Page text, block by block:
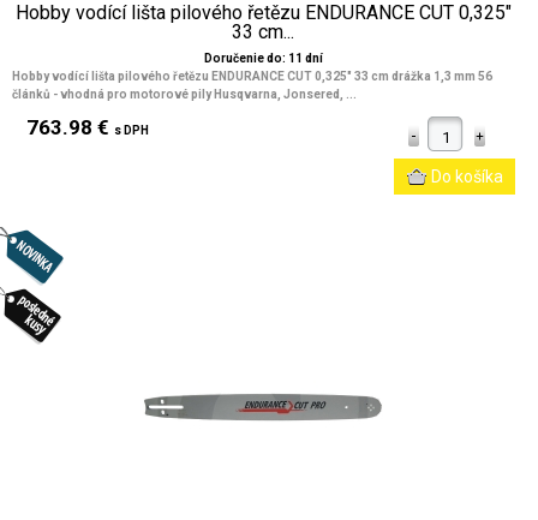
Hobby vodící lišta pilového řetězu ENDURANCE CUT 0,325"
33 cm...
Doručenie do: 11 dní
Hobby vodící lišta pilového řetězu ENDURANCE CUT 0,325" 33 cm drážka 1,3 mm 56
článků - vhodná pro motorové pily Husqvarna, Jonsered, ...
763.98 € s DPH